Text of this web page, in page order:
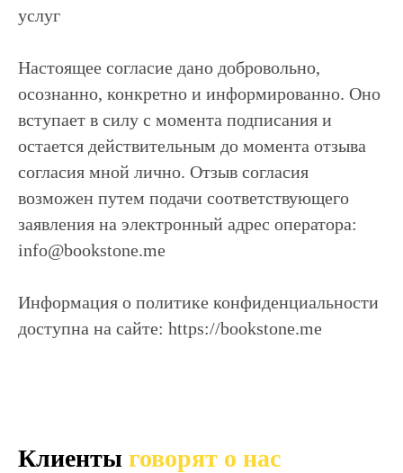
услуг
Настоящее согласие дано добровольно,
осознанно, конкретно и информированно. Оно
вступает в силу с момента подписания и
остается действительным до момента отзыва
согласия мной лично. Отзыв согласия
возможен путем подачи соответствующего
заявления на электронный адрес оператора:
info@bookstone.me
Информация о политике конфиденциальности
доступна на сайте: https://bookstone.me
Клиенты говорят о нас